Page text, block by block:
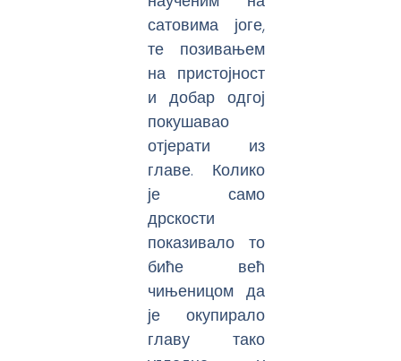
сатовима јоге,
те позивањем
на пристојност
и добар одгој
покушавао
отјерати из
главе. Колико
је само
дрскости
показивало то
биће већ
чињеницом да
је окупирало
главу тако